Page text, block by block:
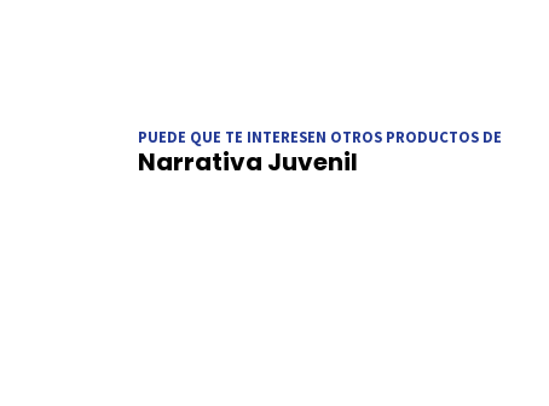
PUEDE QUE TE INTERESEN OTROS PRODUCTOS DE
Narrativa Juvenil